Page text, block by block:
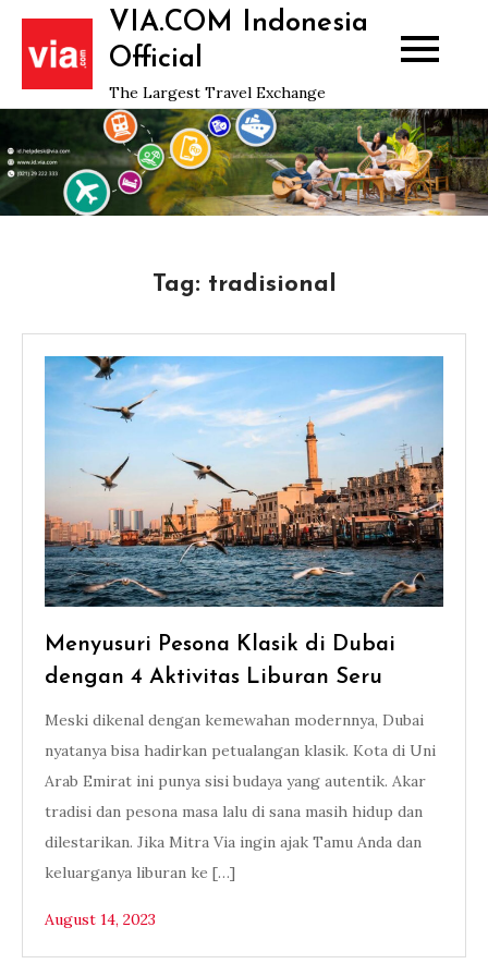
Skip
content
VIA.COM Indonesia
Official
The Largest Travel Exchange
Tag: tradisional
Menyusuri Pesona Klasik di Dubai
dengan 4 Aktivitas Liburan Seru
Meski dikenal dengan kemewahan modernnya, Dubai
nyatanya bisa hadirkan petualangan klasik. Kota di Uni
Arab Emirat ini punya sisi budaya yang autentik. Akar
tradisi dan pesona masa lalu di sana masih hidup dan
dilestarikan. Jika Mitra Via ingin ajak Tamu Anda dan
keluarganya liburan ke […]
August 14, 2023